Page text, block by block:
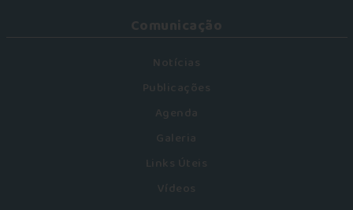
Comunicação
Notícias
Publicações
Agenda
Galeria
Links Úteis
Vídeos